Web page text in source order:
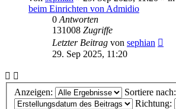
beim Einrichten von Admidio
0 Antworten
131008 Zugriffe
Letzter Beitrag von sephian
29. Sep 2025, 11:20
Anzeigen:
Sortiere nach:
Richtung: